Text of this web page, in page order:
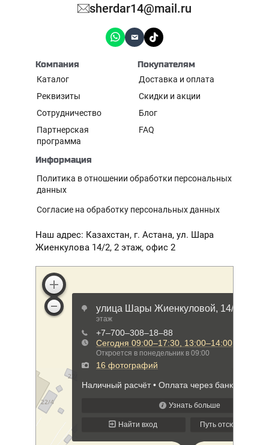
sherdar14@mail.ru
Компания
Каталог
Реквизиты
Сотрудничество
Партнерская
программа
Покупателям
Доставка и оплата
Скидки и акции
Блог
FAQ
Информация
Политика в отношении обработки персональных
данных
Согласие на обработку персональных данных
Наш адрес: Казахстан, г. Астана, ул. Шара
Жиенкулова 14/2, 2 этаж, офис 2